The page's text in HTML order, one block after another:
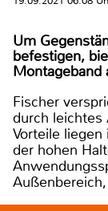
Um
befestigen,
Montageband
Fischer
durch leichtes
Vorteile
der hohen